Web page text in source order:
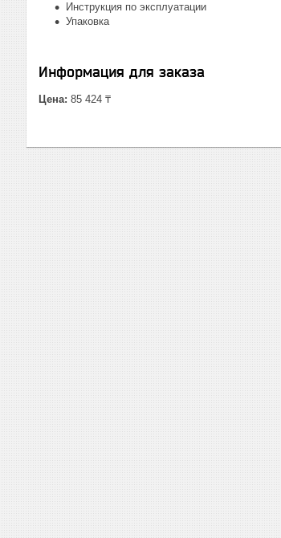
Инструкция по эксплуатации
Упаковка
Информация для заказа
Цена: 85 424 ₸